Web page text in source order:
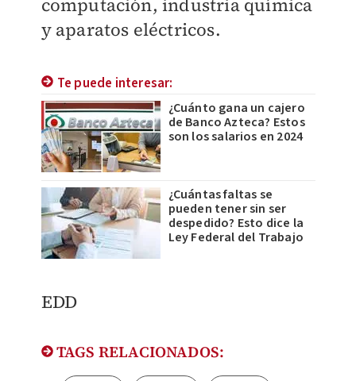
computación, industria química
y aparatos eléctricos.
Te puede interesar:
¿Cuánto gana un cajero
de Banco Azteca? Estos
son los salarios en 2024
¿Cuántas faltas se
pueden tener sin ser
despedido? Esto dice la
Ley Federal del Trabajo
EDD
TAGS RELACIONADOS: